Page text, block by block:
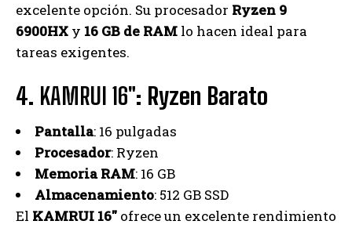
excelente opción. Su procesador Ryzen 9
6900HX y 16 GB de RAM lo hacen ideal para
tareas exigentes.
4. KAMRUI 16″: Ryzen Barato
Pantalla: 16 pulgadas
Procesador: Ryzen
Memoria RAM: 16 GB
Almacenamiento: 512 GB SSD
El KAMRUI 16″ ofrece un excelente rendimiento